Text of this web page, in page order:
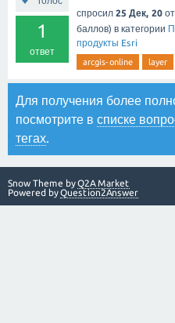
1
ответ
спросил 25 Дек, 20 от
баллов) в категории
продукты Esri
arcgis-online layer
Для получения более
посмотрите в списке
тегах.
Snow Theme byQ2A Market
Powered byQuestion2Answer